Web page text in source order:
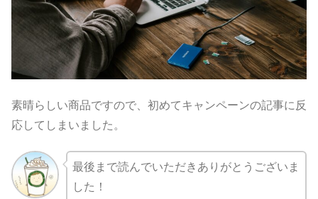
素晴らしい商品ですので、初めてキャンペーンの記事に反
応してしまいました。
最後まで読んでいただきありがとうございま
した！